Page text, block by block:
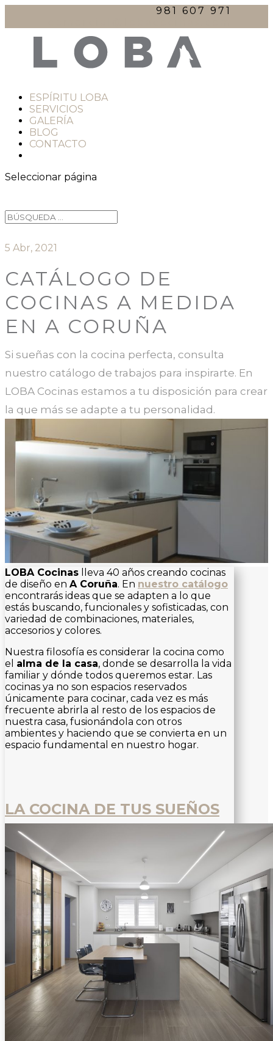
981 607 971
ESPÍRITU LOBA
SERVICIOS
GALERÍA
BLOG
CONTACTO
Seleccionar página
5 Abr, 2021
CATÁLOGO DE
COCINAS A MEDIDA
EN A CORUÑA
Si sueñas con la cocina perfecta, consulta
nuestro catálogo de trabajos para inspirarte. En
LOBA Cocinas estamos a tu disposición para crear
la que más se adapte a tu personalidad.
LOBA Cocinas lleva 40 años creando cocinas
de diseño en A Coruña. En nuestro catálogo
encontrarás ideas que se adapten a lo que
estás buscando, funcionales y sofisticadas, con
variedad de combinaciones, materiales,
accesorios y colores.
Nuestra filosofía es considerar la cocina como
el alma de la casa, donde se desarrolla la vida
familiar y dónde todos queremos estar. Las
cocinas ya no son espacios reservados
únicamente para cocinar, cada vez es más
frecuente abrirla al resto de los espacios de
nuestra casa, fusionándola con otros
ambientes y haciendo que se convierta en un
espacio fundamental en nuestro hogar.
LA COCINA DE TUS SUEÑOS